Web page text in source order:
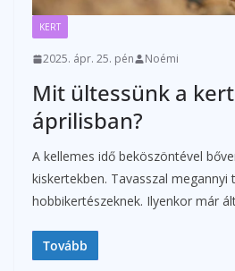
KERT
2025. ápr. 25. pén Noémi
Mit ültessünk a
áprilisban?
A kellemes idő beköszöntével
kiskertekben. Tavasszal megannyi
hobbikertészeknek. Ilyenkor már
Tovább